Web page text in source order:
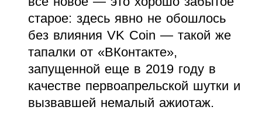
старое: здесь явно не обошлось
без влияния VK Coin — такой же
тапалки от «ВКонтакте»,
запущенной еще в 2019 году в
качестве первоапрельской шутки и
вызвавшей немалый ажиотаж.